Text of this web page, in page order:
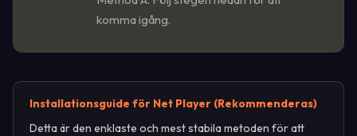
komma igång.
Installationsguide för Net Player (Rekommenderas)
Detta är den enklaste och mest stabila metoden för att